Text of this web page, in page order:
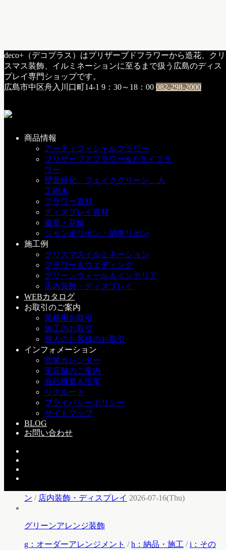
deco+（デコプラス）はプリザーブドフラワーから造花、クリ
スマス装飾、イルミネーションに至るまで扱う広島のディス
プレイ専門ショップです。
広島市中区舟入川口町14-1 9：30～18：00 082-298-2000
商品情報
アーティフィシャルフラワー
プリザーブドフラワー&ドライフラ
ワー
壁面緑化、フェイクグリーン、人
工樹木
フラワー資材
ディスプレイ資材
徽章・花輪
ジャンボリボン・納車リボン
施工例
クリスマスイルミネーション
フラワー＆ウエディング
グリーンウォール＆インテリア
店内装飾・ディスプレイ
WEBカタログ
お取引のご案内
業務用お取引
施工のお取引
個人のお客様のお取引
インフォメーション
営業カレンダー
実店舗のご案内
会社概要＆沿革
リクルート
プライバシーポリシー
サイトマップ
BLOG
お問い合わせ
HOME
花
タグ:花
デコプラスが飾る”ボタニカルガーデ
g：オーダーアレンジメント
ール＆インテリア/フラワー＆ウエディング/
2025年7月10日
今回、フォトウェディング、前撮り、結婚写真を行うフォト
スタジオさまか...
SERVICE
POPULAR
RECENT
TAGS
８月・９月 営業日カレンダー
a：お知らせ 2026-08-01(Sat)
クリスマスツリー
h：納品・施工
ン / 店内装飾・ディスプレイ 2026-07-16(Thu)
グリーンアレンジ装飾
g：オーダーアレンジメント /h：納品・施工 /i：その